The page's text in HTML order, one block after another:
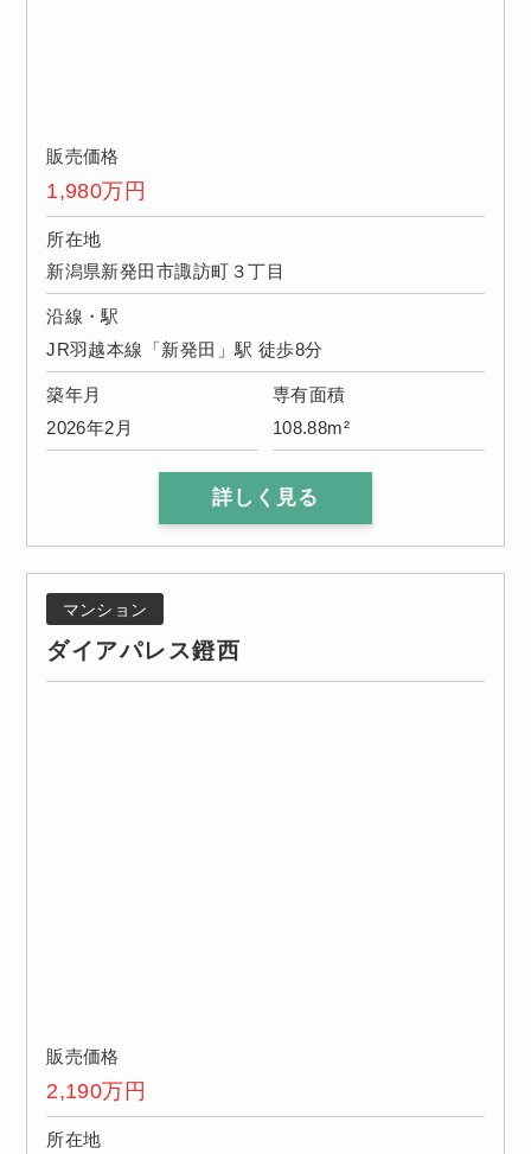
販売価格
1,980万円
所在地
新潟県新発田市諏訪町３丁目
沿線・駅
JR羽越本線「新発田」駅 徒歩8分
築年月
2026年2月
専有面積
108.88m²
詳しく見る
マンション
ダイアパレス鐙西
販売価格
2,190万円
所在地